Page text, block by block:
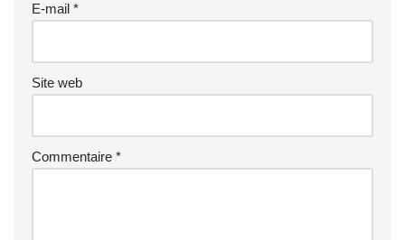
E-mail *
Site web
Commentaire *